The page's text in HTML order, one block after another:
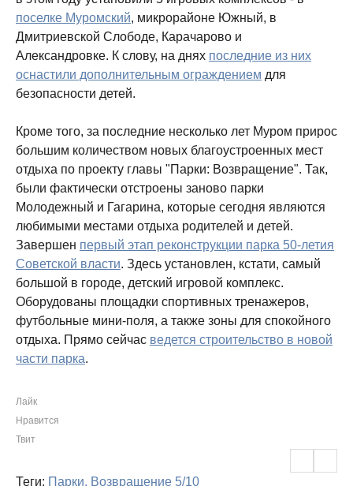
поселке Муромский, микрорайоне Южный, в
Дмитриевской Слободе, Карачарово и
Александровке. К слову, на днях последние из них
оснастили дополнительным ограждением для
безопасности детей.
Кроме того, за последние несколько лет Муром прирос
большим количеством новых благоустроенных мест
отдыха по проекту главы "Парки: Возвращение". Так,
были фактически отстроены заново парки
Молодежный и Гагарина, которые сегодня являются
любимыми местами отдыха родителей и детей.
Завершен первый этап реконструкции парка 50-летия
Советской власти. Здесь установлен, кстати, самый
большой в городе, детский игровой комплекс.
Оборудованы площадки спортивных тренажеров,
футбольные мини-поля, а также зоны для спокойного
отдыха. Прямо сейчас ведется строительство в новой
части парка.
Лайк
Нравится
Твит
Теги: Парки. Возвращение 5/10